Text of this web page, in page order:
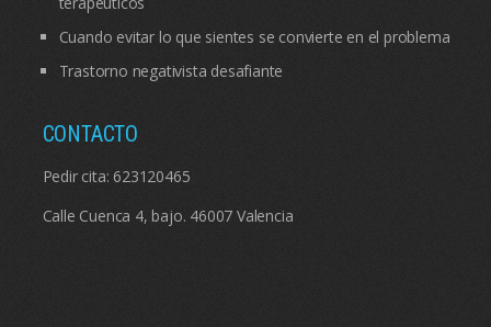
Cuando evitar lo que sientes se convierte en el problema
Trastorno negativista desafiante
CONTACTO
Pedir cita: 623120465
Calle Cuenca 4, bajo. 46007 Valencia